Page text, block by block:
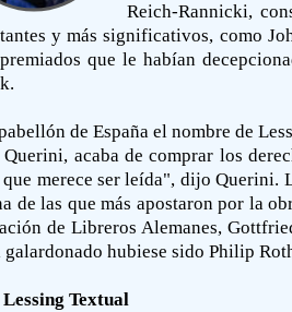
Reich-Rannicki,
y más significativos, como
que le habían
de España el nombre de
acaba de comprar los
merece ser leída", dijo
de las que más apostaron por la
de Libreros Alemanes,
galardonado hubiese sido Philip
Textual